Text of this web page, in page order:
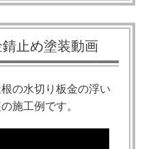
止め塗装動画
の水切り板金の浮い
施工例です。